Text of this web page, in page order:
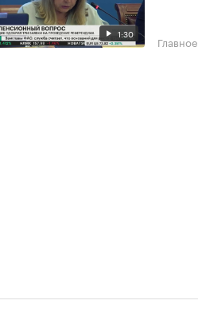
1:30 Главное